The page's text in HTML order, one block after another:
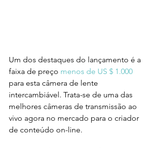
Um dos destaques do lançamento é a
faixa de preço menos de US $ 1.000
para esta câmera de lente
intercambiável. Trata-se de uma das
melhores câmeras de transmissão ao
vivo agora no mercado para o criador
de conteúdo on-line.